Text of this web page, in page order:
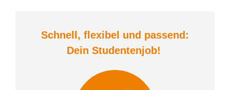
Schnell, flexibel und passend:
Dein Studentenjob!